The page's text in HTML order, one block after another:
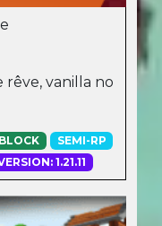
rêve, vanilla no
SEMI-RP
1.21.11